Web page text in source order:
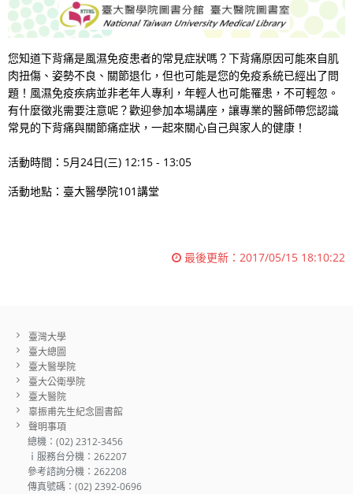
您知道下背痛是風濕免疫患者的常見症狀嗎？下背痛原因可能來自肌
肉扭傷、姿勢不良、關節退化，但也可能是您的免疫系統已經出了問
題！風濕免疫疾病並非老年人專利，年輕人也可能罹患，不可輕忽。
有什麼徵兆需要注意呢？歡迎參加本場講座，讓專業的醫師帶您認識
常見的下背痛與關節痛症狀，一起來關心自己與家人的健康！
活動時間：5月24日(三) 12:15 - 13:05
活動地點：臺大醫學院101講堂
最後更新： 2017/05/15 18:10:22
臺灣大學
臺大總圖
臺大醫學院
臺大公衛學院
臺大醫院
辜振甫先生紀念圖書館
聲明事項
總機：(02) 2312-3456
ｉ服務台分機：262207
參考諮詢分機：262208
傳真號碼：(02) 2392-0696